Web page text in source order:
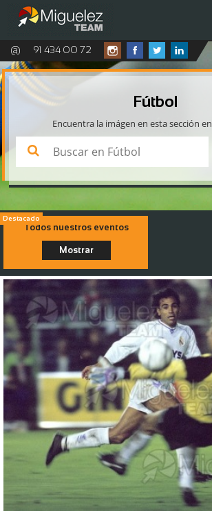
@ 91 434 00 72
Fútbol
Encuentra la imágen en esta sección en
Todos nuestros eventos
Mostrar